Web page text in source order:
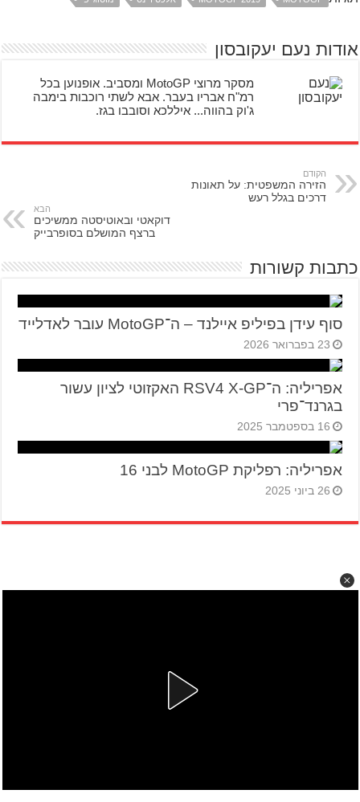
אודות נעם יעקובסון
מסקר מרוצי MotoGP ומסביב. אופנוען בכל
רמ"ח אבריו בעבר. אבא לשתי רוכבות בימבה
ג'וק בהווה... איללכא וסובבו בגז.
הקודם
הזירה המשפטית: על תאונות
דרכים בגלל רעש
הבא
דוקאטי ובאוטיסטה ממשיכים
ברצף המושלם בסופרבייק
כתבות קשורות
סוף עידן בפיליפ איילנד – ה־MotoGP עובר לאדלייד
23 בפברואר 2026
אפריליה: ה־RSV4 X-GP האקזוטי לציון עשור
בגרנד־פרי
16 בספטמבר 2025
אפריליה: רפליקת MotoGP לבני 16
26 ביוני 2025